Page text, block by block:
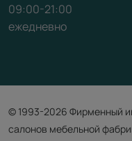
09:00-21:00
ежедневно
© 1993-2026 Фирменный
салонов мебельной